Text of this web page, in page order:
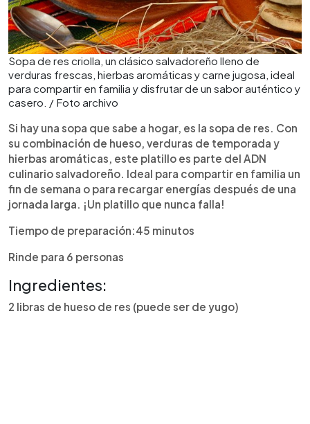
Sopa de res criolla, un clásico salvadoreño lleno de
verduras frescas, hierbas aromáticas y carne jugosa, ideal
para compartir en familia y disfrutar de un sabor auténtico y
casero. / Foto archivo
Si hay una sopa que sabe a hogar, es la sopa de res. Con
su combinación de hueso, verduras de temporada y
hierbas aromáticas, este platillo es parte del ADN
culinario salvadoreño. Ideal para compartir en familia un
fin de semana o para recargar energías después de una
jornada larga. ¡Un platillo que nunca falla!
Tiempo de preparación:45 minutos
Rinde para 6 personas
Ingredientes:
2 libras de hueso de res (puede ser de yugo)